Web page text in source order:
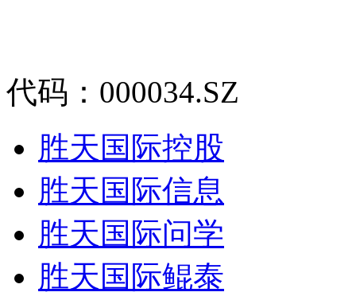
代码：000034.SZ
胜天国际控股
胜天国际信息
胜天国际问学
胜天国际鲲泰